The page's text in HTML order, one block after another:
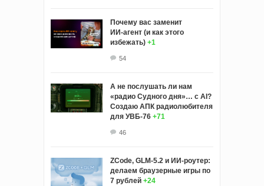
Почему вас заменит
ИИ‑агент (и как этого
избежать) +1
54
А не послушать ли нам
«радио Судного дня»… с AI?
Создаю АПК радиолюбителя
для УВБ-76 +71
46
ZCode, GLM-5.2 и ИИ-роутер:
делаем браузерные игры по
7 рублей +24